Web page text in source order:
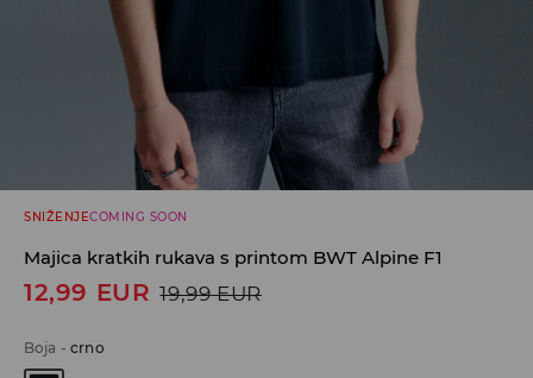
SNIŽENJECOMING SOON
Majica kratkih rukava s printom BWT Alpine F1
12,99 EUR 19,99 EUR
Boja -crno